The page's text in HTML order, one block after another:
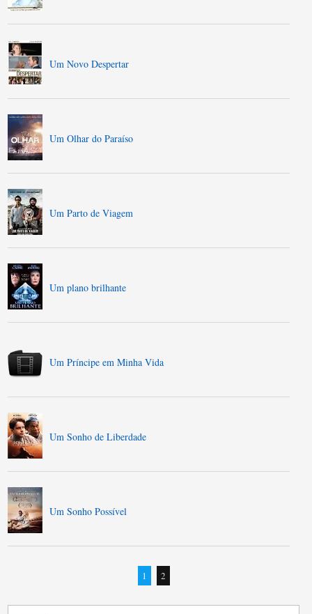
Um Novo Despertar
Um Olhar do Paraíso
Um Parto de Viagem
Um plano brilhante
Um Príncipe em Minha Vida
Um Sonho de Liberdade
Um Sonho Possível
1 2